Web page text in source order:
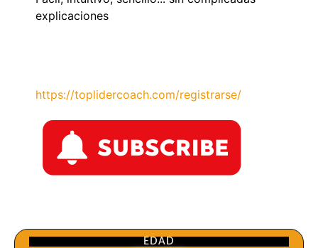
explicaciones
https://toplidercoach.com/registrarse/
EDAD